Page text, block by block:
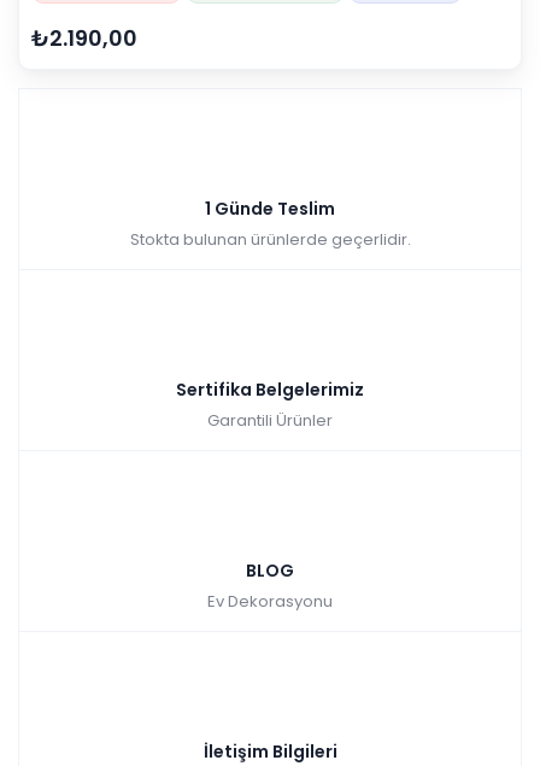
₺2.190,00
1 Günde Teslim
Stokta bulunan ürünlerde geçerlidir.
Sertifika Belgelerimiz
Garantili Ürünler
BLOG
Ev Dekorasyonu
İletişim Bilgileri